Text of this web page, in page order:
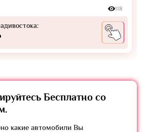
118
Бесплатно со
какие автомобили Вы